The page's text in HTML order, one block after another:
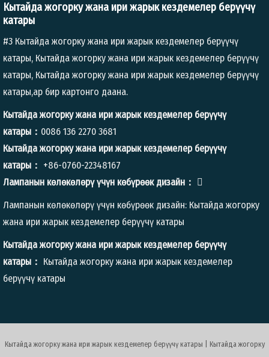
Кытайда жогорку жана ири жарык кездемелер берүүчү
катары
#3 Кытайда жогорку жана ири жарык кездемелер берүүчү
катары, Кытайда жогорку жана ири жарык кездемелер берүүчү
катары, Кытайда жогорку жана ири жарык кездемелер берүүчү
катары,ар бир картонго даана.
Кытайда жогорку жана ири жарык кездемелер берүүчү
катары： 0086 136 2270 3681
Кытайда жогорку жана ири жарык кездемелер берүүчү
катары： +86-0760-22348167
Лампанын көлөкөлөрү үчүн көбүрөөк дизайн： 
Лампанын көлөкөлөрү үчүн көбүрөөк дизайн: Кытайда жогорку
жана ири жарык кездемелер берүүчү катары
Кытайда жогорку жана ири жарык кездемелер берүүчү
катары： Кытайда жогорку жана ири жарык кездемелер
берүүчү катары
Кытайда жогорку жана ири жарык кездемелер берүүчү катары | Кытайда жогорку